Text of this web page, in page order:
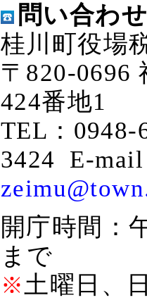
問い合わ
桂川町役場
〒820-0696
424番地1
TEL：0948-
3424 E-
開庁時間：
まで
※土曜日、